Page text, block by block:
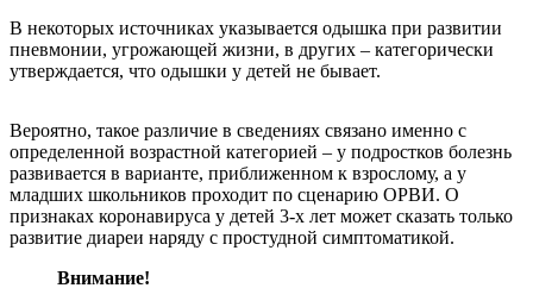
В некоторых источниках указывается одышка при развитии
пневмонии, угрожающей жизни, в других – категорически
утверждается, что одышки у детей не бывает.
Вероятно, такое различие в сведениях связано именно с
определенной возрастной категорией – у подростков болезнь
развивается в варианте, приближенном к взрослому, а у
младших школьников проходит по сценарию ОРВИ. О
признаках коронавируса у детей 3-х лет может сказать только
развитие диареи наряду с простудной симптоматикой.
Внимание!